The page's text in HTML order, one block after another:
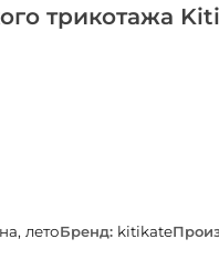
трикотажа
летоБренд: kitikate